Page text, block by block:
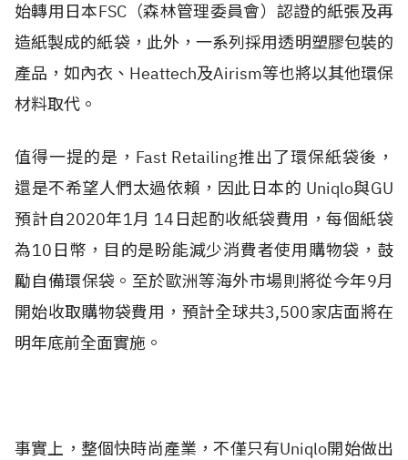
始轉用日本FSC（森林管理委員會）認證的紙張及再
造紙製成的紙袋，此外，一系列採用透明塑膠包裝的
產品，如內衣、Heattech及Airism等也將以其他環保
材料取代。
值得一提的是，Fast Retailing推出了環保紙袋後，
還是不希望人們太過依賴，因此日本的 Uniqlo與GU
預計自2020年1月 14日起酌收紙袋費用，每個紙袋
為10日幣，目的是盼能減少消費者使用購物袋，鼓
勵自備環保袋。至於歐洲等海外市場則將從今年9月
開始收取購物袋費用，預計全球共3,500家店面將在
明年底前全面實施。
事實上，整個快時尚產業，不僅只有Uniqlo開始做出